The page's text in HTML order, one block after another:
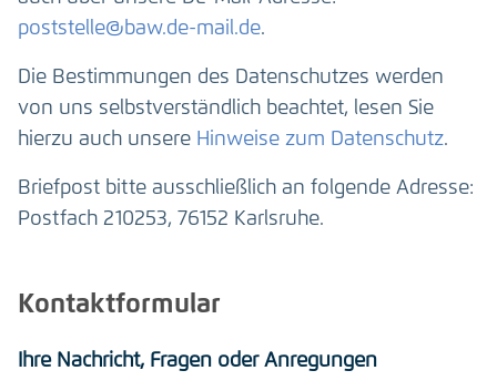
poststelle@baw.de-mail.de.
Die Bestimmungen des Datenschutzes werden
von uns selbstverständlich beachtet, lesen Sie
hierzu auch unsere Hinweise zum Datenschutz.
Briefpost bitte ausschließlich an folgende Adresse:
Postfach 210253, 76152 Karlsruhe.
Kontaktformular
Ihre Nachricht, Fragen oder Anregungen